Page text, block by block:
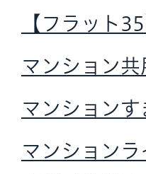
【フラット
マンション
マンション
マンション